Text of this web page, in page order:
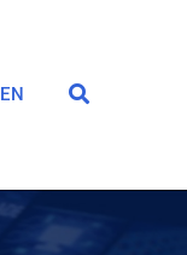
EN